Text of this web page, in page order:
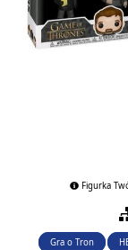
Figurka
Gra o Tron